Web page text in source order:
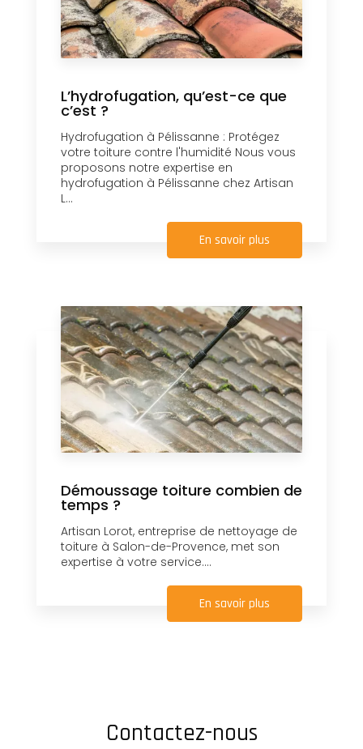
L’hydrofugation, qu’est-ce que
c’est ?
Hydrofugation à Pélissanne : Protégez
votre toiture contre l'humidité Nous vous
proposons notre expertise en
hydrofugation à Pélissanne chez Artisan
L...
En savoir plus
Démoussage toiture combien de
temps ?
Artisan Lorot, entreprise de nettoyage de
toiture à Salon-de-Provence, met son
expertise à votre service....
En savoir plus
Contactez-nous